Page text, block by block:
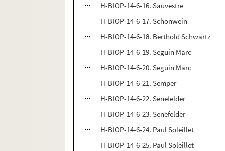
H-BIOP-14-6-16. Sauvestre
H-BIOP-14-6-17. Schonwein
H-BIOP-14-6-18. Berthold Schwartz
H-BIOP-14-6-19. Seguin Marc
H-BIOP-14-6-20. Seguin Marc
H-BIOP-14-6-21. Semper
H-BIOP-14-6-22. Senefelder
H-BIOP-14-6-23. Senefelder
H-BIOP-14-6-24. Paul Soleillet
H-BIOP-14-6-25. Paul Soleillet